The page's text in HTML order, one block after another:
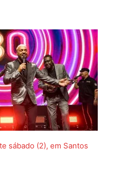
sábado (2), em Santos